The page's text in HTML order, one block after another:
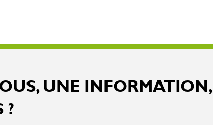
UNE INFORMATION,
?